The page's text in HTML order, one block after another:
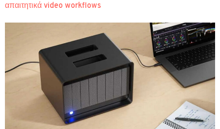
απαιτητικά video workflows